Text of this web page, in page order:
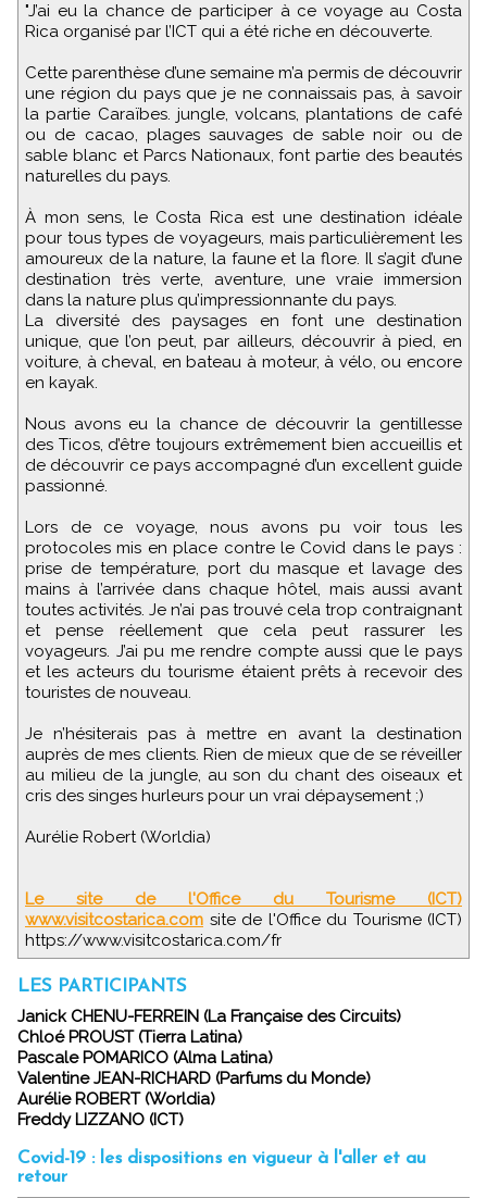
"J’ai eu la chance de participer à ce voyage au Costa
Rica organisé par l’ICT qui a été riche en découverte.
Cette parenthèse d’une semaine m’a permis de découvrir
une région du pays que je ne connaissais pas, à savoir
la partie Caraïbes. jungle, volcans, plantations de café
ou de cacao, plages sauvages de sable noir ou de
sable blanc et Parcs Nationaux, font partie des beautés
naturelles du pays.
À mon sens, le Costa Rica est une destination idéale
pour tous types de voyageurs, mais particulièrement les
amoureux de la nature, la faune et la flore. Il s’agit d’une
destination très verte, aventure, une vraie immersion
dans la nature plus qu’impressionnante du pays.
La diversité des paysages en font une destination
unique, que l’on peut, par ailleurs, découvrir à pied, en
voiture, à cheval, en bateau à moteur, à vélo, ou encore
en kayak.
Nous avons eu la chance de découvrir la gentillesse
des Ticos, d’être toujours extrêmement bien accueillis et
de découvrir ce pays accompagné d’un excellent guide
passionné.
Lors de ce voyage, nous avons pu voir tous les
protocoles mis en place contre le Covid dans le pays :
prise de température, port du masque et lavage des
mains à l’arrivée dans chaque hôtel, mais aussi avant
toutes activités. Je n’ai pas trouvé cela trop contraignant
et pense réellement que cela peut rassurer les
voyageurs. J’ai pu me rendre compte aussi que le pays
et les acteurs du tourisme étaient prêts à recevoir des
touristes de nouveau.
Je n’hésiterais pas à mettre en avant la destination
auprès de mes clients. Rien de mieux que de se réveiller
au milieu de la jungle, au son du chant des oiseaux et
cris des singes hurleurs pour un vrai dépaysement ;)
Aurélie Robert (Worldia)
Le site de l'Office du Tourisme (ICT)
www.visitcostarica.com site de l'Office du Tourisme (ICT)
https://www.visitcostarica.com/fr
LES PARTICIPANTS
Janick CHENU-FERREIN (La Française des Circuits)
Chloé PROUST (Tierra Latina)
Pascale POMARICO (Alma Latina)
Valentine JEAN-RICHARD (Parfums du Monde)
Aurélie ROBERT (Worldia)
Freddy LIZZANO (ICT)
Covid-19 : les dispositions en vigueur à l'aller et au
retour